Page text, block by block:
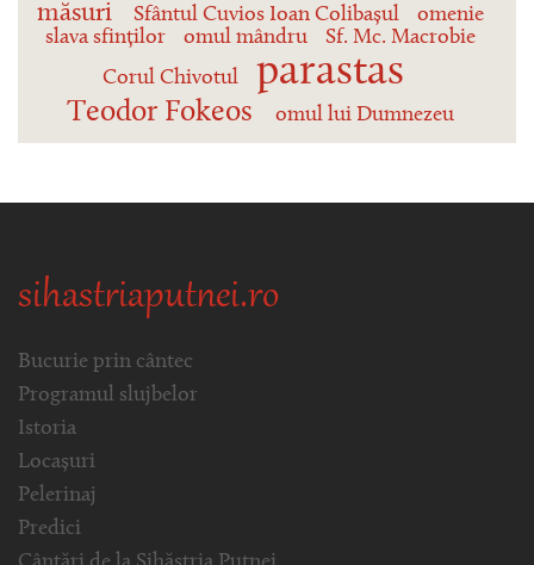
măsuri Sfântul Cuvios Ioan Colibașul
omenie
slava sfinților
omul mândru
Sf. Mc. Macrobie
Corul Chivotul
parastas
Teodor Fokeos omul lui Dumnezeu
sihastriaputnei.ro
Bucurie prin cântec
Programul slujbelor
Istoria
Locașuri
Pelerinaj
Predici